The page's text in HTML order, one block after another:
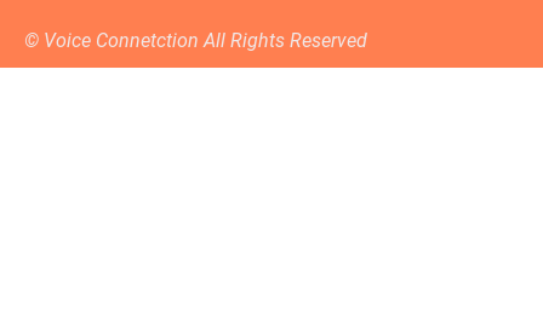
©︎ Voice Connetction All Rights Reserved